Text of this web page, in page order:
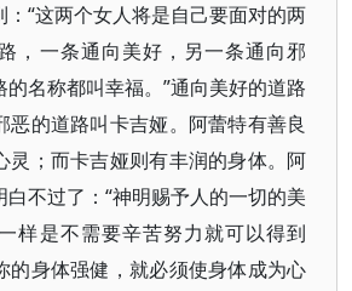
：“这两个女人将是自己要面对的两
，一条通向美好，另一条通向邪
名称都叫幸福。”通向美好的道路
恶的道路叫卡吉娅。阿蕾特有善良
灵；而卡吉娅则有丰润的身体。阿
不过了：“神明赐予人的一切的美
样是不需要辛苦努力就可以得到
的身体强健，就必须使身体成为心